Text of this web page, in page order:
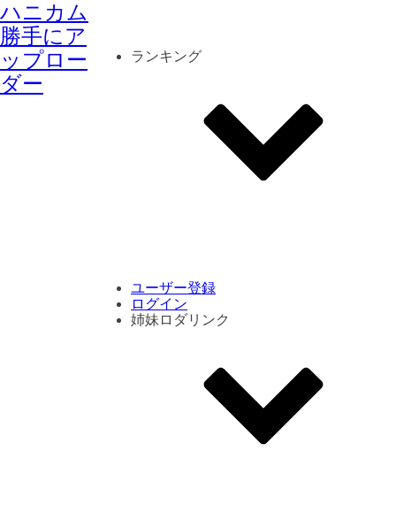
ハニカム
勝手にア
ップロー
ダー
ランキング
ユーザー登録
ログイン
姉妹ロダリンク